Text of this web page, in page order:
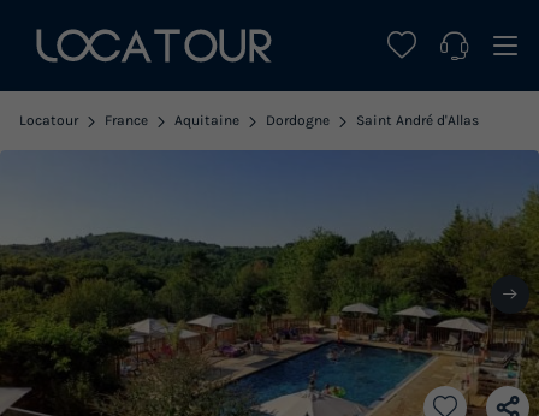
Locatour France Aquitaine Dordogne Saint André d'Allas